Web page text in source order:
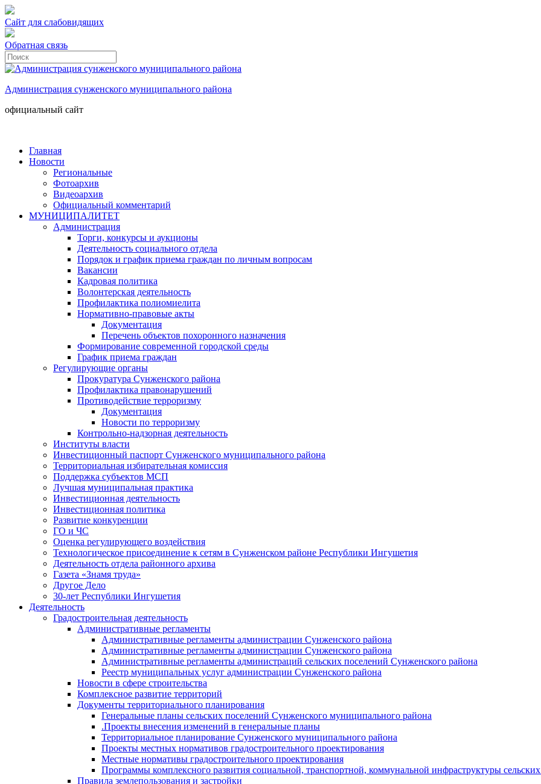
Сайт для слабовидящих
Обратная связь
Администрация сунженского муниципального района
официальный сайт
Главная
Новости
Региональные
Фотоархив
Видеоархив
Официальный комментарий
МУНИЦИПАЛИТЕТ
Администрация
Торги, конкурсы и аукционы
Деятельность социального отдела
Порядок и график приема граждан по личным вопросам
Вакансии
Кадровая политика
Волонтерская деятельность
Профилактика полиомиелита
Нормативно-правовые акты
Документация
Перечень объектов похоронного назначения
Формирование современной городской среды
График приема граждан
Регулирующие органы
Прокуратура Сунженского района
Профилактика правонарушений
Противодействие терроризму
Документация
Новости по терроризму
Контрольно-надзорная деятельность
Институты власти
Инвестиционный паспорт Сунженского муниципального района
Территориальная избирательная комиссия
Поддержка субъектов МСП
Лучшая муниципальная практика
Инвестиционная деятельность
Инвестиционная политика
Развитие конкуренции
ГО и ЧС
Оценка регулирующего воздействия
Технологическое присоединение к сетям в Сунженском районе Республики Ингушетия
Деятельность отдела районного архива
Газета «Знамя труда»
Другое Дело
30-лет Республики Ингушетия
Деятельность
Градостроительная деятельность
Административные регламенты
Административные регламенты администрации Сунженского района
Административные регламенты администрации Сунженского района
Административные регламенты администраций сельских поселений Сунженского района
Реестр муниципальных услуг администрации Сунженского района
Новости в сфере строительства
Комплексное развитие территорий
Документы территориального планирования
Генеральные планы сельских поселений Сунженского муниципального района
.Проекты внесения изменений в генеральные планы
Территориальное планирование Сунженского муниципального района
Проекты местных нормативов градостроительного проектирования
Местные нормативы градостроительного проектирования
Программы комплексного развития социальной, транспортной, коммунальной инфраструктуры
Правила землепользования и застройки